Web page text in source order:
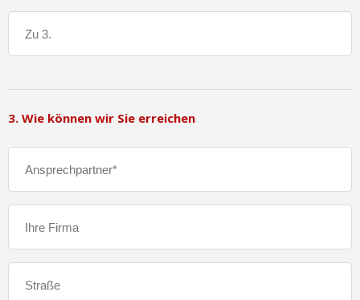
3. Wie können wir Sie erreichen